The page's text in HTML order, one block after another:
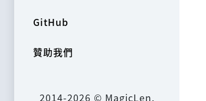
GitHub
贊助我們
2014-2026 © MagicLen.